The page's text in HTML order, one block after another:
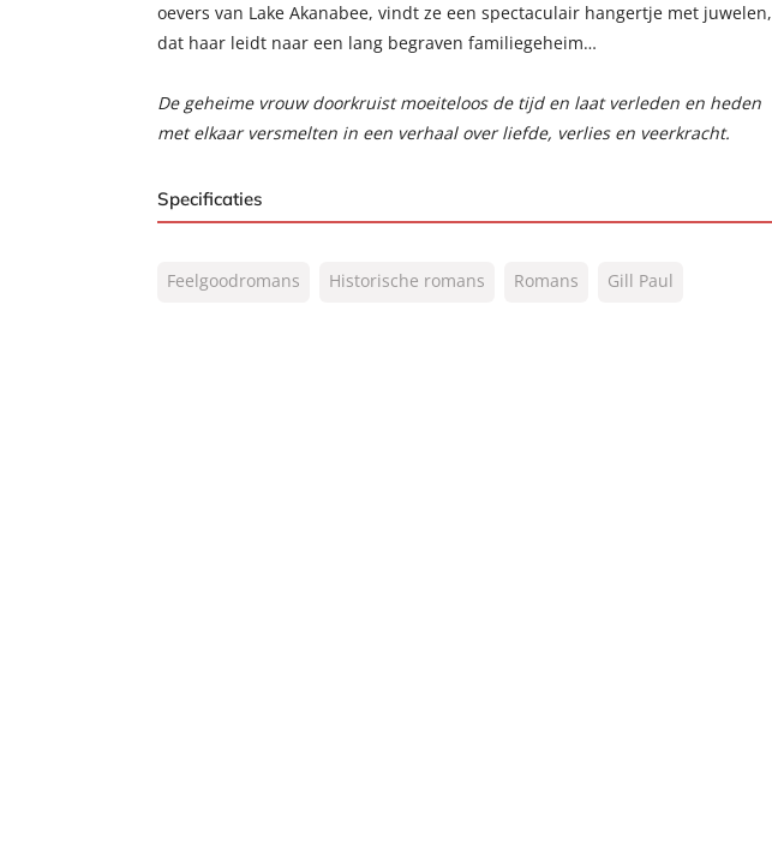
oevers van Lake Akanabee, vindt ze een spectaculair hangertje met juwelen,
dat haar leidt naar een lang begraven familiegeheim…
De geheime vrouwdoorkruist moeiteloos de tijd en laat verleden en heden
met elkaar versmelten in een verhaal over liefde, verlies en veerkracht.
Specificaties
NUR:
302
Feelgoodromans Historische romans Romans Gill Paul